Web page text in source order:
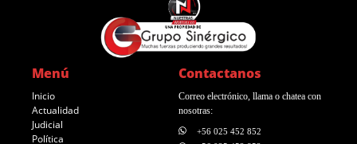
Menú
Inicio
Actualidad
Judicial
Política
Contactanos
Correo electrónico, llama o chatea con
nosotras:
+56 025 452 852